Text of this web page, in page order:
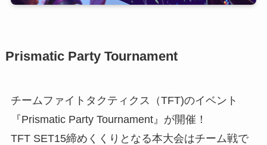
Prismatic Party Tournament
チームファイトタクティクス（TFT)のイベント
『Prismatic Party Tournament』が開催！
TFT SET15締めくくりとなる本大会はチーム戦で